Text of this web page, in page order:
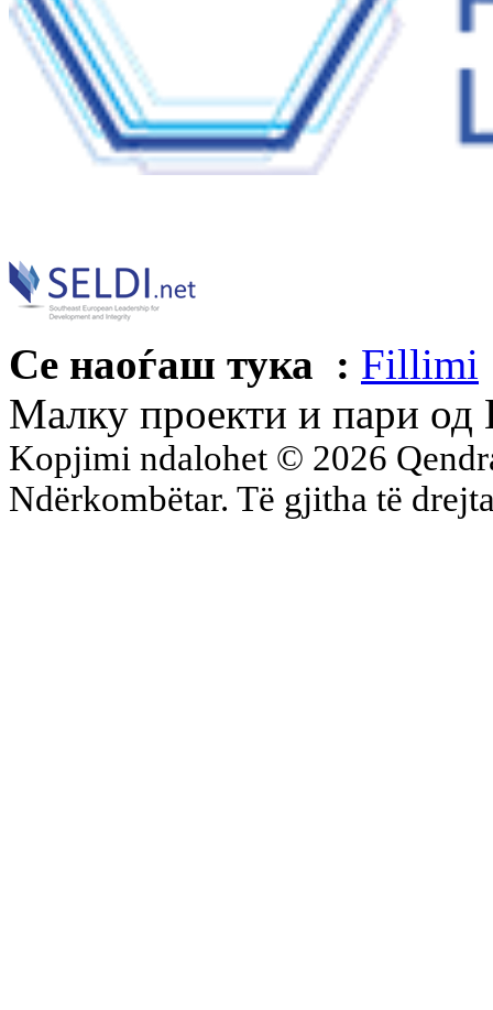
Се наоѓаш тука : Fillimi
Малку проекти и пари од
Kopjimi ndalohet © 2026
Ndërkombëtar. Të gjitha të